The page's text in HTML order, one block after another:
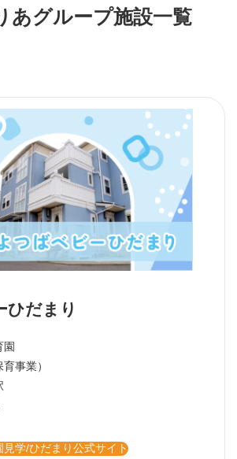
あグループ施設一覧
ひだまり
園
育事業）
見学/ひだまり公式サイト